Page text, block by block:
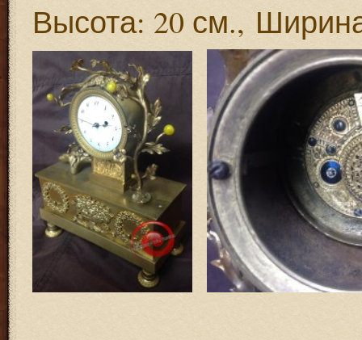
Высота: 20 см.,